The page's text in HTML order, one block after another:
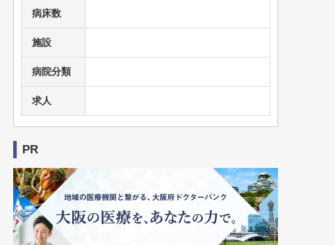
病床数
施設
病院分類
求人
PR